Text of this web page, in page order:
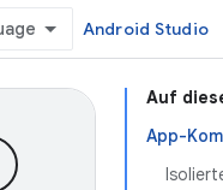
Android Studio
Auf
App-